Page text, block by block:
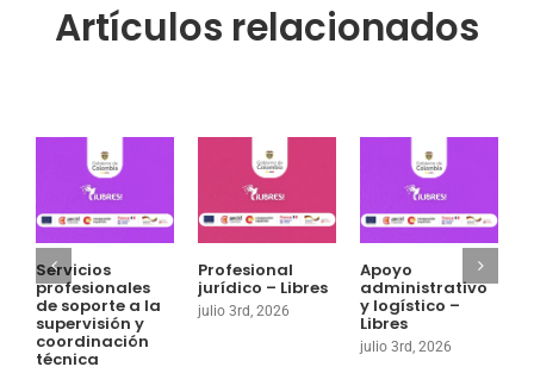
Artículos relacionados
Servicios
profesionales
de soporte a la
supervisión y
coordinación
técnica
Profesional
jurídico – Libres
julio 3rd, 2026
Apoyo
administrativo
y logístico –
Libres
julio 3rd, 2026